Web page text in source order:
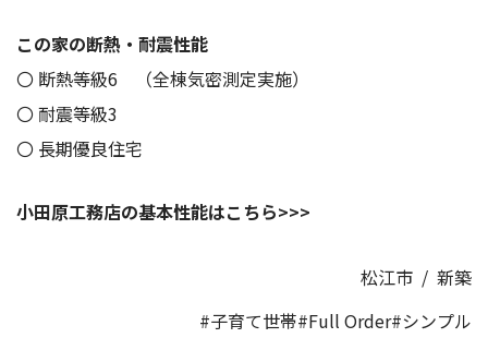
この家の断熱・耐震性能
〇 断熱等級6 （全棟気密測定実施）
〇 耐震等級3
〇 長期優良住宅
小田原工務店の基本性能はこちら>>>
松江市 / 新築
#子育て世帯#Full Order#シンプル